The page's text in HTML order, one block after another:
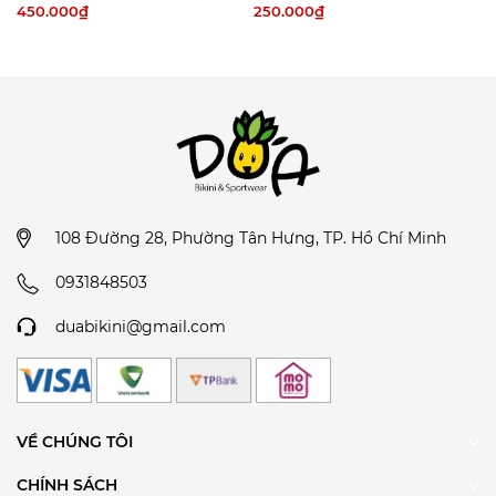
Ngâm trong vòng ba mươi phút và giũ sạch
với nước lạnh.
Vắt khô bằng cách nhẹ nhàng cuốn đồ bikini
của bạn vào một chiếc khăn tắm sạch, ấn nhẹ để
tay theo cách thông thường chính là một trong
nhanh giãn và hỏng.
áo tự khô.
Cách chọn size đồ bơi:
cho mình hoặc Inbox để được DỨA BIKINI &
&SPORTWEAR
450.000₫
BIKINI &SPORTWEAR
250.000₫
108 Đường 28, Phường Tân Hưng, TP. Hồ Chí Minh
0931848503
duabikini@gmail.com
VỀ CHÚNG TÔI
CHÍNH SÁCH